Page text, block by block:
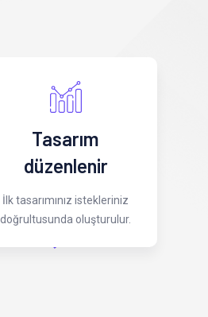
Tasarım
düzenlenir
İlk tasarımınız istekleriniz
doğrultusunda oluşturulur.